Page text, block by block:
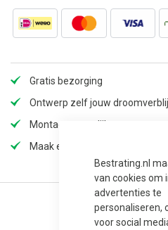
Bestrating.nl
van cookies om
advertenties te
personaliseren,
voor social
Gratis bezorging
Ontwerp zelf jouw
Montage mogelijk
Maak een afspraak in onze